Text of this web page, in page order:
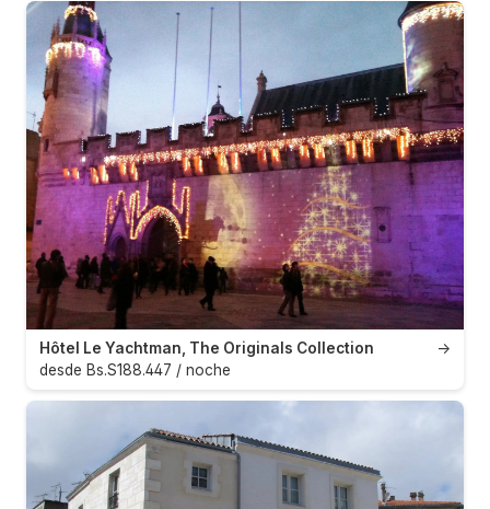
→
Hôtel Le Yachtman, The Originals Collection
desde Bs.S188.447 / noche